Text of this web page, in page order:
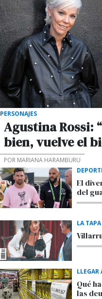
PERSONAJES
Agustina Rossi:
bien, vuelve el
POR MARIANA HARAMBURU
El
del
LA
LLEGAR
Qué
las